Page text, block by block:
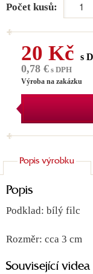
Počet kusů:
20 Kč s
0,78 € s DPH
Výroba na zakázku
Popis výrobku
Popis
Podklad: bílý filc
Rozměr: cca 3 cm
Související videa